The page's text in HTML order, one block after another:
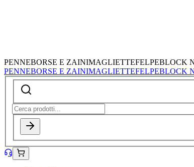
PENNEBORSE E ZAINIMAGLIETTEFELPEBLOCK
PENNEBORSE E ZAINIMAGLIETTEFELPEBLOCK